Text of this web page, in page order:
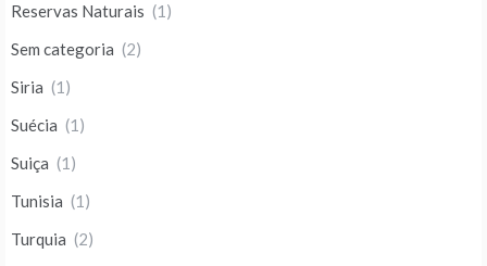
Reservas Naturais (1)
Sem categoria (2)
Siria (1)
Suécia (1)
Suiça (1)
Tunisia (1)
Turquia (2)